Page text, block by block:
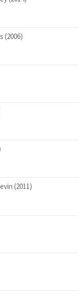
(2006)
(2011)